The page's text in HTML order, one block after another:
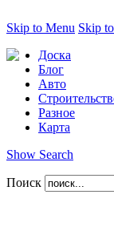
Skip to Menu Skip
Доска
Блог
Авто
Разное
Карта
Show Search
Поиск